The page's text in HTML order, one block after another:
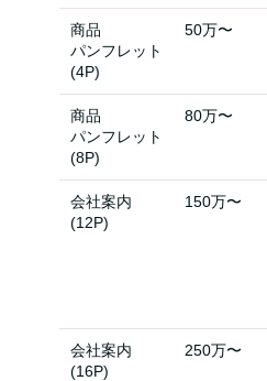
商品
パンフレット
(4P)
50万〜
商品
パンフレット
(8P)
80万〜
会社案内
(12P)
150万〜
会社案内
(16P)
250万〜